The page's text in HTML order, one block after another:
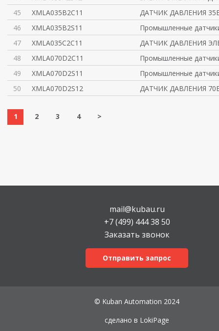
45
XMLA035B2C11
ДАТЧИК ДАВЛЕНИЯ
46
XMLA035B2S11
Промышленные
47
XMLA035C2C11
ДАТЧИК ДАВЛЕНИЯ
48
XMLA070D2C11
Промышленные
49
XMLA070D2S11
Промышленные
50
XMLA070D2S12 ДАТЧИК ДАВЛЕНИЯ
1 2 3 4 >
mail@kubau.ru
+7 (499) 444 38 50
Заказать звонок
Отправить запрос
© Kuban Automation 2024
сделано в LokiPage